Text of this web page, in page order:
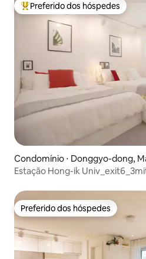
Entre os melhores preferidos
Preferido dos hóspedes
Condomínio ⋅ Donggyo-dong,
Estação Hong-ik
Preferido dos hóspedes
Preferido dos hóspedes